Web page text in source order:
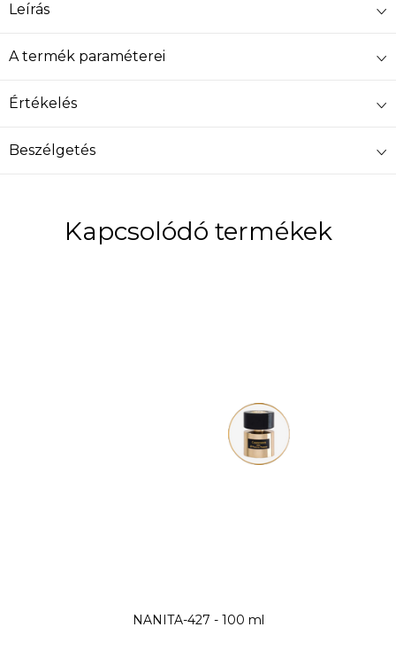
Leírás
A termék paraméterei
Értékelés
Beszélgetés
Kapcsolódó termékek
NANITA-427 - 100 ml